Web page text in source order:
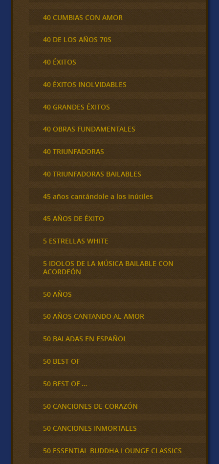
40 CUMBIAS CON AMOR
40 DE LOS AÑOS 70S
40 ÉXITOS
40 ÉXITOS INOLVIDABLES
40 GRANDES ÉXITOS
40 OBRAS FUNDAMENTALES
40 TRIUNFADORAS
40 TRIUNFADORAS BAILABLES
45 años cantándole a los inútiles
45 AÑOS DE ÉXITO
5 ESTRELLAS WHITE
5 IDOLOS DE LA MÚSICA BAILABLE CON
ACORDEÓN
50 AÑOS
50 AÑOS CANTANDO AL AMOR
50 BALADAS EN ESPAÑOL
50 BEST OF
50 BEST OF …
50 CANCIONES DE CORAZÓN
50 CANCIONES INMORTALES
50 ESSENTIAL BUDDHA LOUNGE CLASSICS